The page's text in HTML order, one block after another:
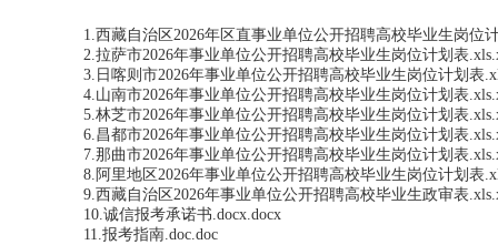
1.西藏自治区2026年区直事业单位公开招聘高校毕业生岗位
2.拉萨市2026年事业单位公开招聘高校毕业生岗位计划表
3.日喀则市2026年事业单位公开招聘高校毕业生岗位计划表
4.山南市2026年事业单位公开招聘高校毕业生岗位计划表
5.林芝市2026年事业单位公开招聘高校毕业生岗位计划表
6.昌都市2026年事业单位公开招聘高校毕业生岗位计划表
7.那曲市2026年事业单位公开招聘高校毕业生岗位计划表
8.阿里地区2026年事业单位公开招聘高校毕业生岗位计划表
9.西藏自治区2026年事业单位公开招聘高校毕业生政审表
10.诚信报考承诺书.docx.docx
11.报考指南.doc.doc